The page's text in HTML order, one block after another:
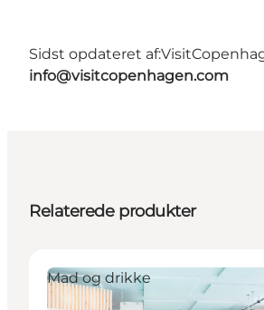
Sidst opdateret af:
info@visitcopenhagen.com
Relaterede produkter
Mad og drikke